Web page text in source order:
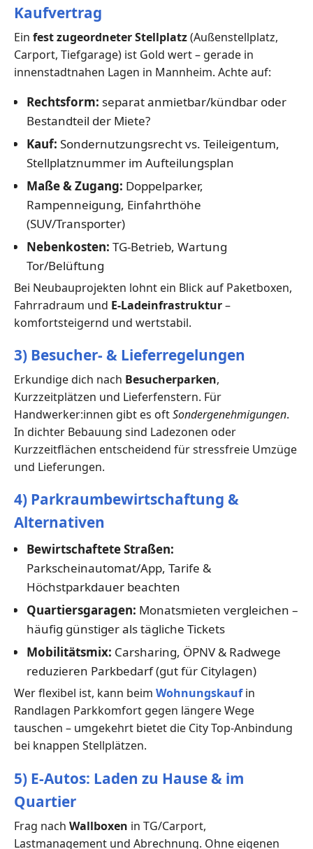
Kaufvertrag
Ein fest zugeordneter Stellplatz(Außenstellplatz,
Carport, Tiefgarage) ist Gold wert – gerade in
innenstadtnahen Lagen in Mannheim. Achte auf:
Rechtsform: separat anmietbar/kündbar oder
Bestandteil der Miete?
Kauf: Sondernutzungsrecht vs. Teileigentum,
Stellplatznummer im Aufteilungsplan
Maße & Zugang: Doppelparker,
Rampenneigung, Einfahrthöhe
(SUV/Transporter)
Nebenkosten: TG-Betrieb, Wartung
Tor/Belüftung
Bei Neubauprojekten lohnt ein Blick auf Paketboxen,
Fahrradraum und E-Ladeinfrastruktur–
komfortsteigernd und wertstabil.
3) Besucher- & Lieferregelungen
Erkundige dich nach Besucherparken,
Kurzzeitplätzen und Lieferfenstern. Für
Handwerker:innen gibt es oftSondergenehmigungen.
In dichter Bebauung sind Ladezonen oder
Kurzzeitflächen entscheidend für stressfreie Umzüge
und Lieferungen.
4) Parkraumbewirtschaftung &
Alternativen
Bewirtschaftete Straßen:
Parkscheinautomat/App, Tarife &
Höchstparkdauer beachten
Quartiersgaragen: Monatsmieten vergleichen –
häufig günstiger als tägliche Tickets
Mobilitätsmix: Carsharing, ÖPNV & Radwege
reduzieren Parkbedarf (gut für Citylagen)
Wer flexibel ist, kann beim Wohnungskaufin
Randlagen Parkkomfort gegen längere Wege
tauschen – umgekehrt bietet die City Top-Anbindung
bei knappen Stellplätzen.
5) E-Autos: Laden zu Hause & im
Quartier
Frag nach Wallboxen in TG/Carport,
Lastmanagement und Abrechnung. Ohne eigenen